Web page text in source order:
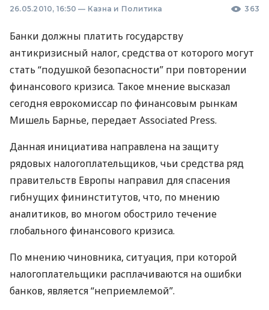
26.05.2010, 16:50 — Казна и Политика 363
Банки должны платить государству
антикризисный налог, средства от которого могут
стать “подушкой безопасности” при повторении
финансового кризиса. Такое мнение высказал
сегодня еврокомиссар по финансовым рынкам
Мишель Барнье, передает Associated Press.
Данная инициатива направлена на защиту
рядовых налогоплательщиков, чьи средства ряд
правительств Европы направил для спасения
гибнущих фининститутов, что, по мнению
аналитиков, во многом обострило течение
глобального финансового кризиса.
По мнению чиновника, ситуация, при которой
налогоплательщики расплачиваются на ошибки
банков, является “неприемлемой”.